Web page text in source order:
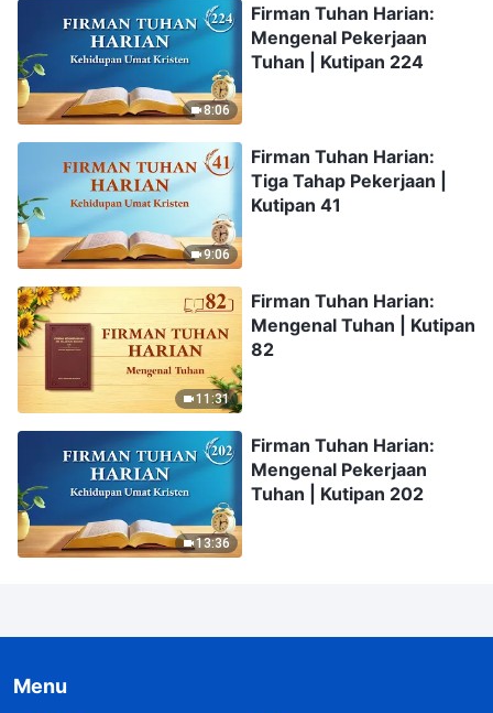
8:06
Firman Tuhan Harian:
Mengenal Pekerjaan
Tuhan | Kutipan 224
9:06
Firman Tuhan Harian:
Tiga Tahap Pekerjaan |
Kutipan 41
11:31
Firman Tuhan Harian:
Mengenal Tuhan | Kutipan
82
13:36
Firman Tuhan Harian:
Mengenal Pekerjaan
Tuhan | Kutipan 202
Menu